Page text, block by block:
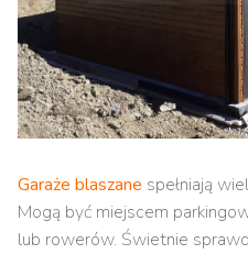
Garaże blaszane spełniają
Mogą być miejscem
lub rowerów. Świetnie